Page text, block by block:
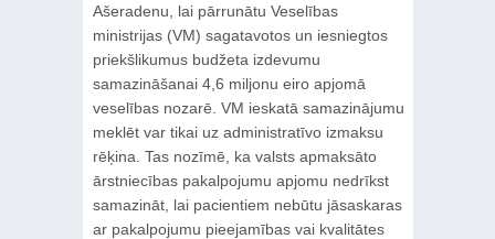
Ašeradenu, lai pārrunātu Veselības
ministrijas (VM) sagatavotos un iesniegtos
priekšlikumus budžeta izdevumu
samazināšanai 4,6 miljonu eiro apjomā
veselības nozarē. VM ieskatā samazinājumu
meklēt var tikai uz administratīvo izmaksu
rēķina. Tas nozīmē, ka valsts apmaksāto
ārstniecības pakalpojumu apjomu nedrīkst
samazināt, lai pacientiem nebūtu jāsaskaras
ar pakalpojumu pieejamības vai kvalitātes